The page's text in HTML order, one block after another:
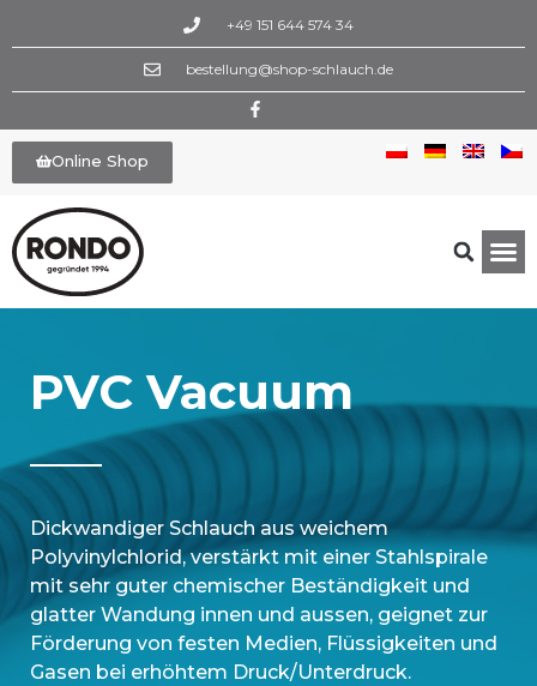
+49 151 644 574 34
bestellung@shop-schlauch.de
Online Shop
PVC Vacuum
Dickwandiger Schlauch aus weichem
Polyvinylchlorid, verstärkt mit einer Stahlspirale
mit sehr guter chemischer Beständigkeit und
glatter Wandung innen und aussen, geignet zur
Förderung von festen Medien, Flüssigkeiten und
Gasen bei erhöhtem Druck/Unterdruck.